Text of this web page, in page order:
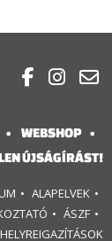
  
WEBSHOP
ÚJSÁGÍRÁST!
ALAPELVEK
ÁSZF